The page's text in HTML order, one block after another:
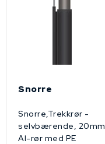
Snorre
Snorre,Trekkrør -
selvbærende, 20mm
Al-rør med PE